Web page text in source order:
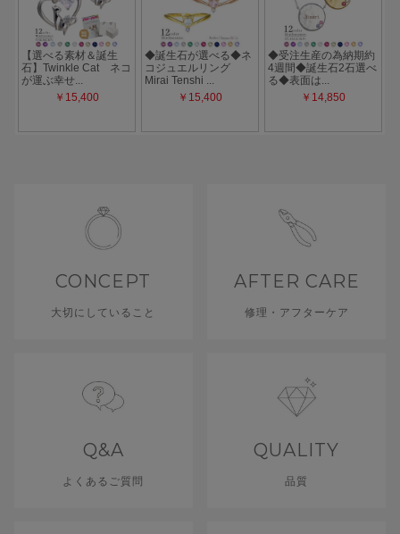
CONCEPT
大切にしていること
AFTER CARE
修理・アフターケア
Q&A
よくあるご質問
QUALITY
品質